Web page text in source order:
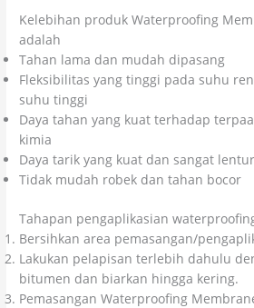
Kelebihan produk Waterproofing
adalah
Tahan lama dan mudah dipasang
Fleksibilitas yang tinggi pada suhu
suhu tinggi
Daya tahan yang kuat terhadap
kimia
Daya tarik yang kuat dan sangat lentur
Tidak mudah robek dan tahan bocor
Tahapan pengaplikasian
Bersihkan area pemasangan/
Lakukan pelapisan terlebih dahulu
bitumen dan biarkan hingga kering.
Pemasangan Waterproofing